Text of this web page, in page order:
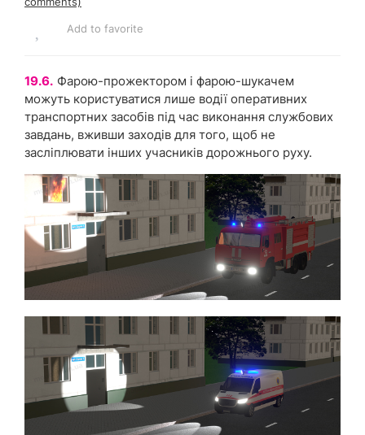
Add to favorite
19.6. Фарою-прожектором і фарою-шукачем
можуть користуватися лише водії оперативних
транспортних засобів під час виконання службових
завдань, вживши заходів для того, щоб не
засліплювати інших учасників дорожнього руху.